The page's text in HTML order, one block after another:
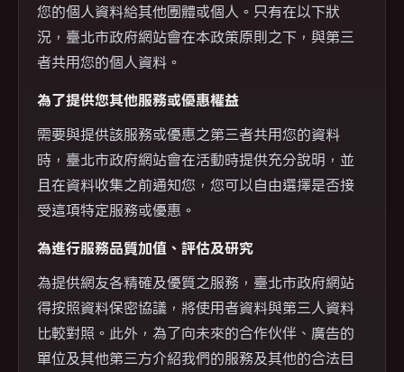
您的個人資料給其他團體或個人。只有在以下狀
況，臺北市政府網站會在本政策原則之下，與第三
者共用您的個人資料。
為了提供您其他服務或優惠權益
需要與提供該服務或優惠之第三者共用您的資料
時，臺北市政府網站會在活動時提供充分說明，並
且在資料收集之前通知您，您可以自由選擇是否接
受這項特定服務或優惠。
為進行服務品質加值、評估及研究
為提供網友各精確及優質之服務，臺北市政府網站
得按照資料保密協議，將使用者資料與第三人資料
比較對照。此外，為了向未來的合作伙伴、廣告的
單位及其他第三方介紹我們的服務及其他的合法目